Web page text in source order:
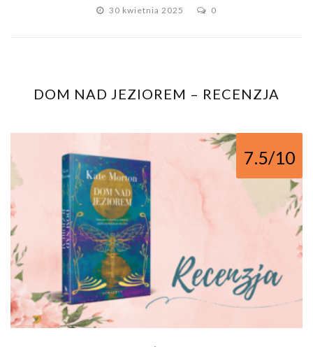
30 kwietnia 2025
0
DOM NAD JEZIOREM – RECENZJA
7.5/10